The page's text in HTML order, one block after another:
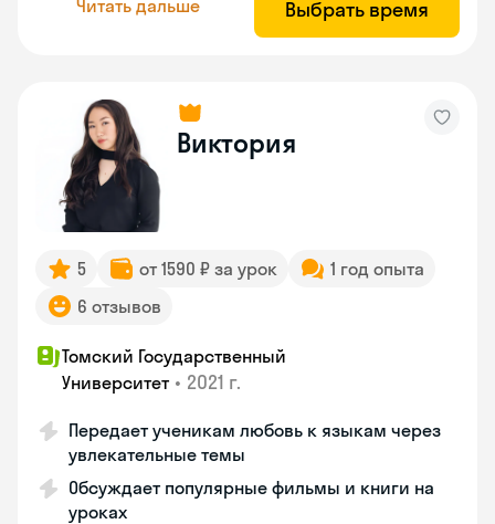
Читать дальше Выбрать время
Виктория
5 от 1590 ₽ за урок
1 год опыта
6 отзывов
Томский Государственный
Университет • 2021 г.
Передает ученикам любовь к языкам через
увлекательные темы
Обсуждает популярные фильмы и книги на
уроках